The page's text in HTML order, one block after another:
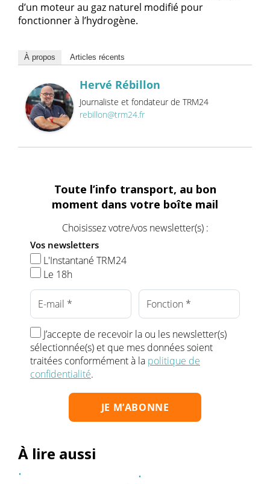
d’un moteur au gaz naturel modifié pour
fonctionner à l’hydrogène.
À propos Articles récents
Hervé Rébillon
Journaliste et fondateur de TRM24
rebillon@trm24.fr
Toute l’info transport, au bon
moment dans votre boîte mail
Choisissez votre/vos newsletter(s) :
Vos newsletters
L'Instantané TRM24
Le 18h
J’accepte de recevoir la ou les newsletter(s)
sélectionnée(s) et que mes données soient
traitées conformément à la politique de
confidentialité.
À lire aussi